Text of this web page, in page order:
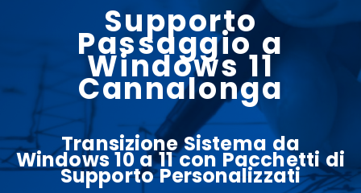
Supporto
Passaggio a
Windows 11
Cannalonga
Transizione Sistema da
Windows 10 a 11con Pacchetti di
SupportoPersonalizzati